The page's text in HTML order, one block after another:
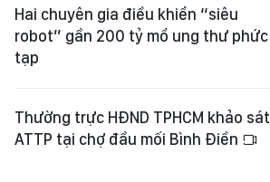
Hai chuyên gia điều khiển “siêu
robot” gần 200 tỷ mổ ung thư phức
tạp
Thường trực HĐND TPHCM khảo sát
ATTP tại chợ đầu mối Bình Điền